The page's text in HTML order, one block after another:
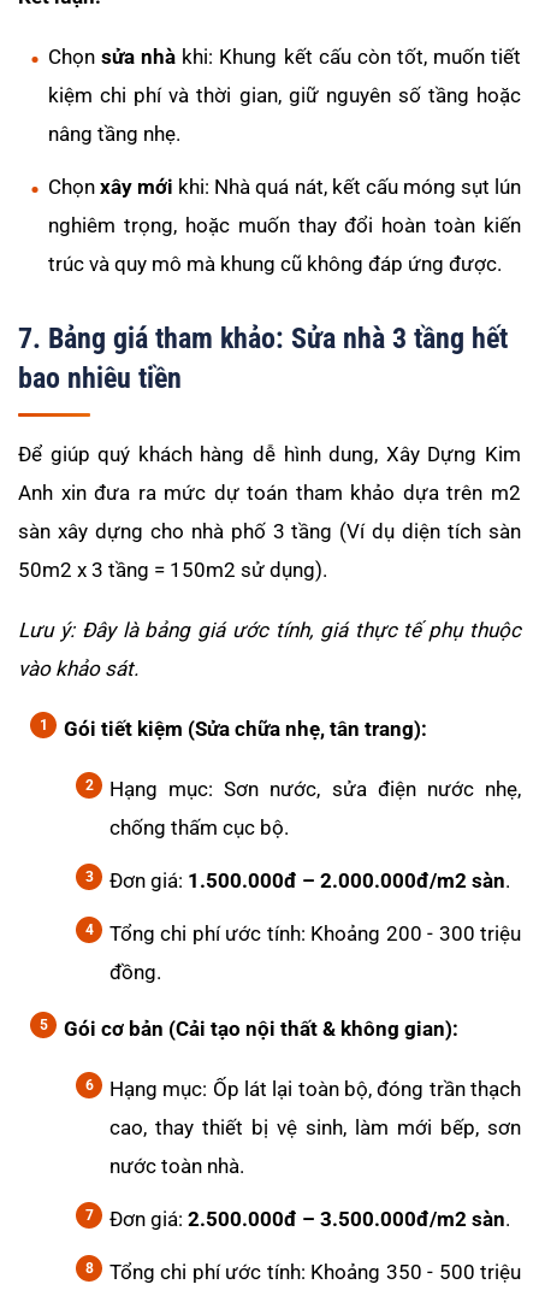
Chọnsửa nhà khi: Khung kết cấu còn tốt, muốn tiết
kiệm chi phí và thời gian, giữ nguyên số tầng hoặc
nâng tầng nhẹ.
Chọnxây mới khi: Nhà quá nát, kết cấu móng sụt lún
nghiêm trọng, hoặc muốn thay đổi hoàn toàn kiến
trúc và quy mô mà khung cũ không đáp ứng được.
7. Bảng giá tham khảo: Sửa nhà 3 tầng hết
bao nhiêu tiền
Để giúp quý khách hàng dễ hình dung, Xây Dựng Kim
Anh xin đưa ra mức dự toán tham khảo dựa trên m2
sàn xây dựng cho nhà phố 3 tầng (Ví dụ diện tích sàn
50m2 x 3 tầng = 150m2 sử dụng).
Lưu ý: Đây là bảng giá ước tính, giá thực tế phụ thuộc
vào khảo sát.
Gói tiết kiệm (Sửa chữa nhẹ, tân trang):
Hạng mục: Sơn nước, sửa điện nước nhẹ,
chống thấm cục bộ.
Đơn giá: 1.500.000đ – 2.000.000đ/m2 sàn.
Tổng chi phí ước tính: Khoảng 200 - 300 triệu
đồng.
Gói cơ bản (Cải tạo nội thất & không gian):
Hạng mục: Ốp lát lại toàn bộ, đóng trần thạch
cao, thay thiết bị vệ sinh, làm mới bếp, sơn
nước toàn nhà.
Đơn giá: 2.500.000đ – 3.500.000đ/m2 sàn.
Tổng chi phí ước tính: Khoảng 350 - 500 triệu